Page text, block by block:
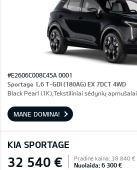
#E2606C008C45A 0001
Sportage 1,6 T-GDI (180AG) EX 7DCT 4WD
Black Pearl (1K),Tekstiliniai sėdynių
MANE DOMINA!
KIA SPORTAGE
32 540 € Pradinė kaina: 38 840 €
Nuolaida: 6 300 €